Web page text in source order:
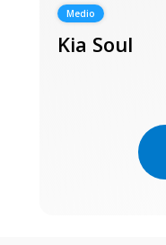
Medio
Kia Soul